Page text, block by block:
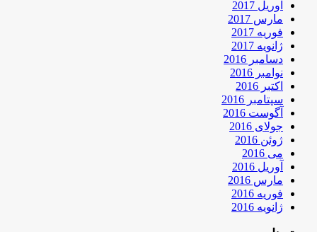
آوریل 2017
مارس 2017
فوریه 2017
ژانویه 2017
دسامبر 2016
نوامبر 2016
اکتبر 2016
سپتامبر 2016
آگوست 2016
جولای 2016
ژوئن 2016
می 2016
آوریل 2016
مارس 2016
فوریه 2016
ژانویه 2016